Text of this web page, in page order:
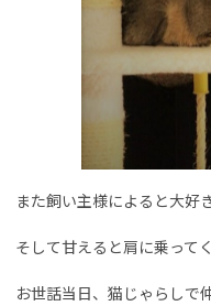
また飼い主様によると大好
そして甘えると肩に乗って
お世話当日、猫じゃらしで